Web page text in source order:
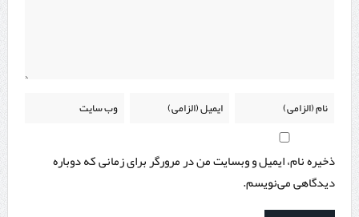
ذخیره نام، ایمیل و وبسایت من در مرورگر برای زمانی که دوباره
دیدگاهی می‌نویسم.